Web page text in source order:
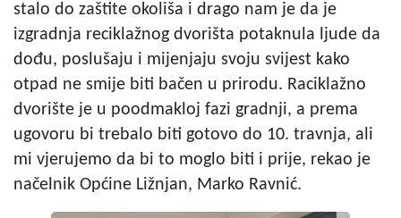
stalo do zaštite okoliša i drago nam je da je
izgradnja reciklažnog dvorišta potaknula ljude da
dođu, poslušaju i mijenjaju svoju svijest kako
otpad ne smije biti bačen u prirodu. Raciklažno
dvorište je u poodmakloj fazi gradnji, a prema
ugovoru bi trebalo biti gotovo do 10. travnja, ali
mi vjerujemo da bi to moglo biti i prije, rekao je
načelnik Općine Ližnjan, Marko Ravnić.